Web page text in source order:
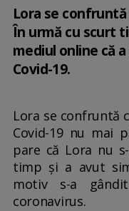
Lora se
În urmă cu scurt
mediul online că
Covid-19.
Lora se confruntă
Covid-19 nu mai
pare că Lora nu
timp și a avut
motiv s-a
coronavirus.